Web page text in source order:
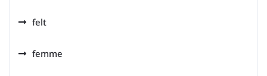
felt
femme